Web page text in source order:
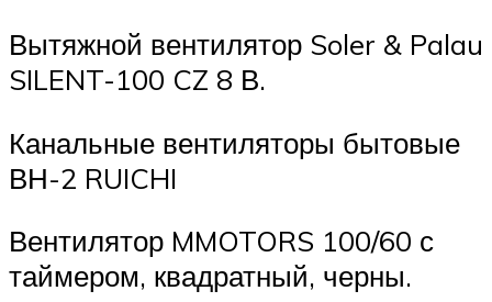
Вытяжной вентилятор Soler & Palau
SILENT-100 CZ 8 В.
Канальные вентиляторы бытовые
ВН-2 RUICHI
Вентилятор MMOTORS 100/60 с
таймером, квадратный, черны.